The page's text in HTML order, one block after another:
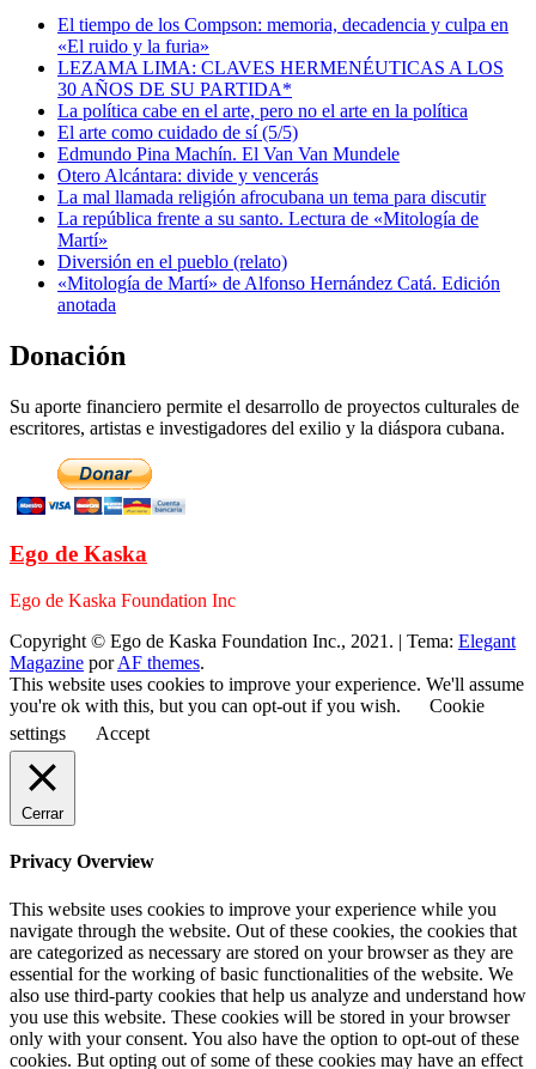
El tiempo de los Compson: memoria, decadencia y culpa en
«El ruido y la furia»
LEZAMA LIMA: CLAVES HERMENÉUTICAS A LOS
30 AÑOS DE SU PARTIDA*
La política cabe en el arte, pero no el arte en la política
El arte como cuidado de sí (5/5)
Edmundo Pina Machín. El Van Van Mundele
Otero Alcántara: divide y vencerás
La mal llamada religión afrocubana un tema para discutir
La república frente a su santo. Lectura de «Mitología de
Martí»
Diversión en el pueblo (relato)
«Mitología de Martí» de Alfonso Hernández Catá. Edición
anotada
Donación
Su aporte financiero permite el desarrollo de proyectos culturales de
escritores, artistas e investigadores del exilio y la diáspora cubana.
Ego de Kaska
Ego de Kaska Foundation Inc
Copyright © Ego de Kaska Foundation Inc., 2021. | Tema: Elegant
Magazine porAF themes.
This website uses cookies to improve your experience. We'll assume
you're ok with this, but you can opt-out if you wish.
Cookie
settings
Accept
Cerrar
Privacy Overview
This website uses cookies to improve your experience while you
navigate through the website. Out of these cookies, the cookies that
are categorized as necessary are stored on your browser as they are
essential for the working of basic functionalities of the website. We
also use third-party cookies that help us analyze and understand how
you use this website. These cookies will be stored in your browser
only with your consent. You also have the option to opt-out of these
cookies. But opting out of some of these cookies may have an effect